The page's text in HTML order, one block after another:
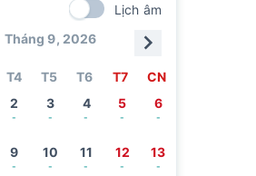
Lịch âm
Tháng 9, 2026
T4 T5 T6 T7
CN
2
-
3
-
4
-
5
-
6
-
9
-
10
-
11
-
12
-
13
-